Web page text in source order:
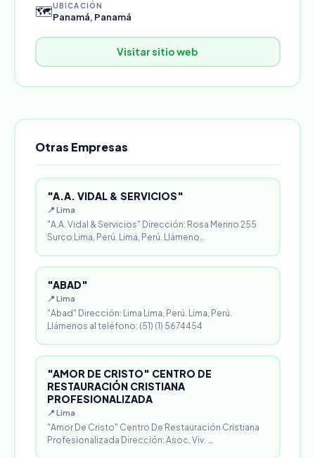
🗺️UBICACIÓN
Panamá, Panamá
Visitar sitio web
Otras Empresas
"A.A. VIDAL & SERVICIOS"
📍 Lima
"A.A. Vidal & Servicios" Dirección: Rosa Merino 255
Surco Lima, Perú. Lima, Perú. Llámeno…
"ABAD"
📍 Lima
"Abad" Dirección: Lima Lima, Perú. Lima, Perú.
Llámenos al teléfono: (51) (1) 5674454
"AMOR DE CRISTO" CENTRO DE
RESTAURACIÓN CRISTIANA
PROFESIONALIZADA
📍 Lima
"Amor De Cristo" Centro De Restauración Cristiana
Profesionalizada Dirección: Asoc. Viv. …